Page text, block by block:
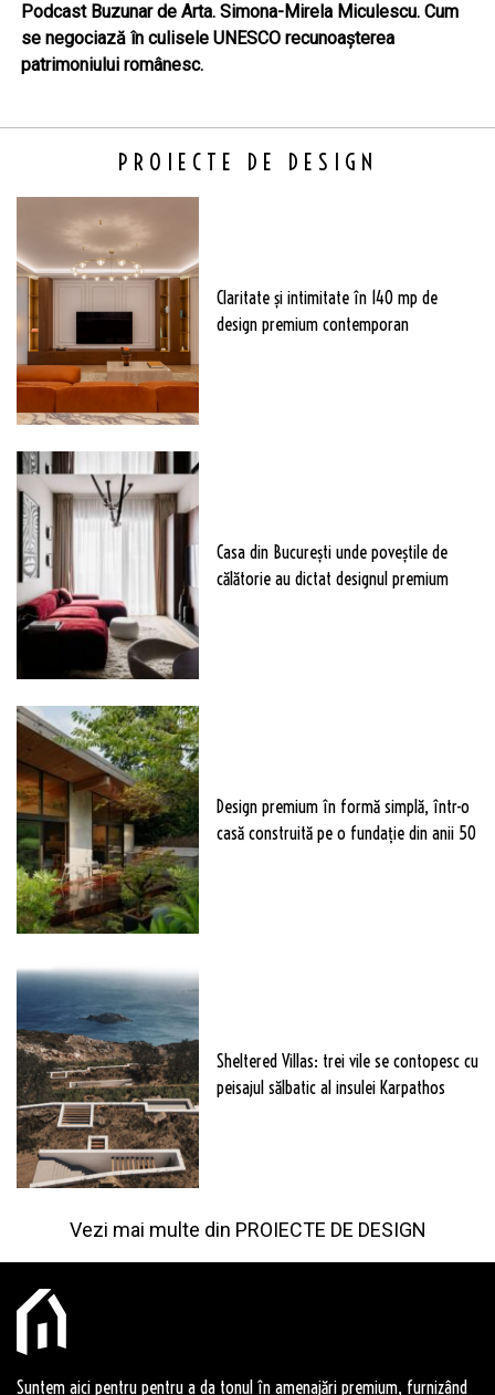
Podcast Buzunar de Arta. Simona-Mirela Miculescu. Cum
se negociază în culisele UNESCO recunoașterea
patrimoniului românesc.
PROIECTE DE DESIGN
Claritate şi intimitate în 140 mp de
design premium contemporan
Casa din București unde poveștile de
călătorie au dictat designul premium
Design premium în formă simplă, într-o
casă construită pe o fundație din anii 50
Sheltered Villas: trei vile se contopesc cu
peisajul sălbatic al insulei Karpathos
Vezi mai multe din PROIECTE DE DESIGN
Suntem aici pentru pentru a da tonul în amenajări premium, furnizând